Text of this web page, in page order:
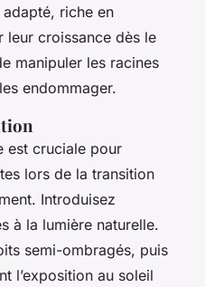
riche en
leur croissance dès le
manipuler les racines
endommager.
est cruciale pour
lors de la transition
Introduisez
à la lumière naturelle.
semi-ombragés, puis
l’exposition au soleil